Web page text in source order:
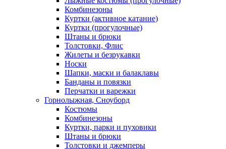
Комбинезоны
Куртки (активное катание)
Куртки (прогулочные)
Штаны и брюки
Толстовки, Флис
Жилеты и безрукавки
Носки
Шапки, маски и балаклавы
Банданы и повязки
Перчатки и варежки
Горнолыжная, Сноуборд
Костюмы
Комбинезоны
Куртки, парки и пуховики
Штаны и брюки
Толстовки и джемперы